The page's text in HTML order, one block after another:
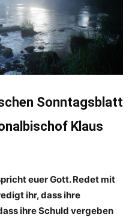
Sonntagsblatt
Klaus
euer Gott. Redet mit
ihr, dass ihre
ihre Schuld vergeben